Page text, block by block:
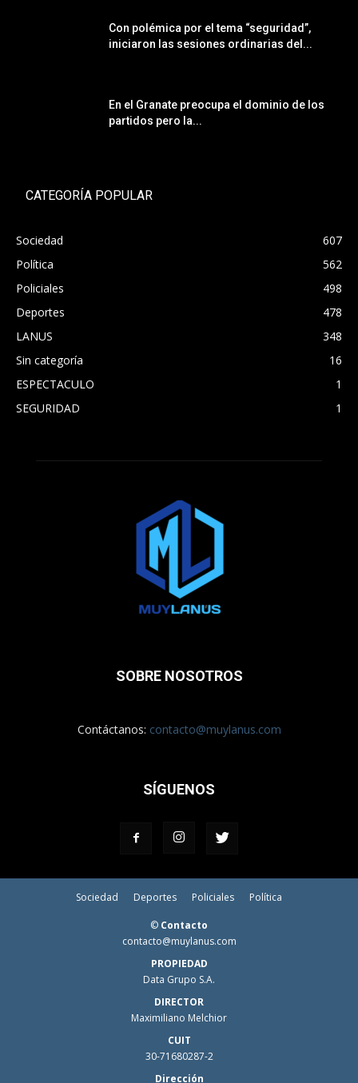
Con polémica por el tema “seguridad”,
iniciaron las sesiones ordinarias del...
En el Granate preocupa el dominio de los
partidos pero la...
CATEGORÍA POPULAR
Sociedad
607
Política
562
Policiales
498
Deportes
478
LANUS
348
Sin categoría
16
ESPECTACULO
1
SEGURIDAD
1
SOBRE NOSOTROS
Contáctanos: contacto@muylanus.com
SÍGUENOS
Sociedad Deportes Policiales Política
© Contacto
contacto@muylanus.com
PROPIEDAD
Data Grupo S.A.
DIRECTOR
Maximiliano Melchior
CUIT
30-71680287-2
Dirección